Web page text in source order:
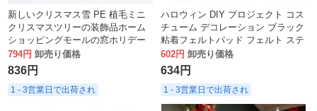
新しいクリスマス雪 PE 植毛ミニ
クリスマスツリーの装飾品ホーム
ショッピングモールの窓ホリデー
シーンの装飾
794円 卸売り価格
836円
1 - 3営業日で出荷され
ハロウィン DIY プロジェクト コス
チューム デコレーション ブラック
粘着フェルトパッド フェルト ステ
ッカー クラフト
602円 卸売り価格
634円
1 - 3営業日で出荷され